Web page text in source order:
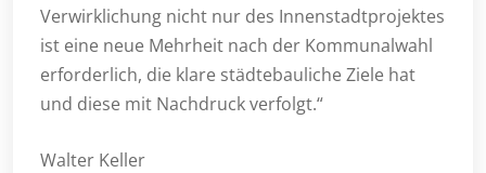
Verwirklichung nicht nur des Innenstadtprojektes
ist eine neue Mehrheit nach der Kommunalwahl
erforderlich, die klare städtebauliche Ziele hat
und diese mit Nachdruck verfolgt.“
Walter Keller